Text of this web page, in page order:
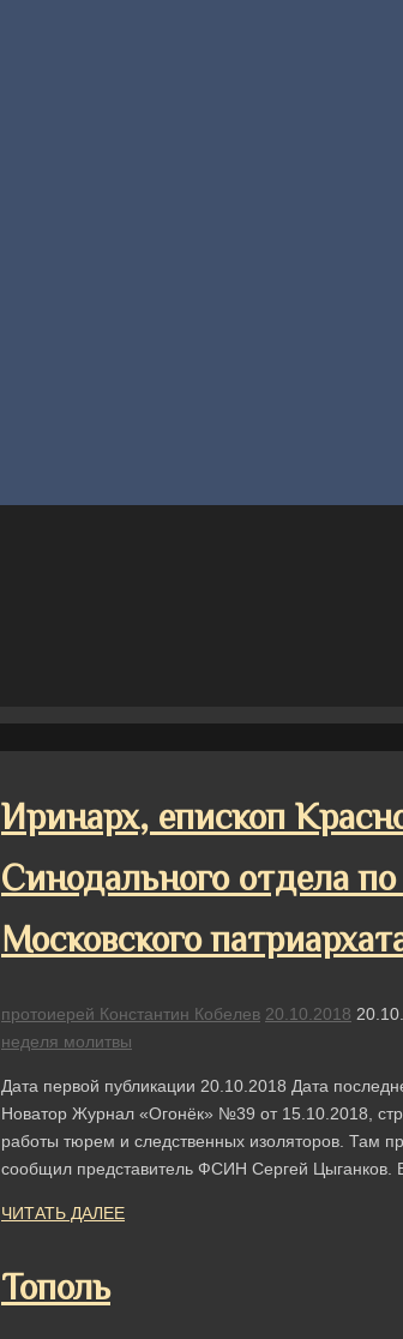
Иринарх, епископ
Синодального отдела
Московского
протоиерей Константин Кобелев 20.10.2018
неделя молитвы
Дата первой публикации 20.10.2018 Дата
Новатор Журнал «Огонёк» №39 от 15.10.2018,
работы тюрем и следственных изоляторов. Там
сообщил представитель ФСИН Сергей Цыганков.
ЧИТАТЬ ДАЛЕЕ
Тополь